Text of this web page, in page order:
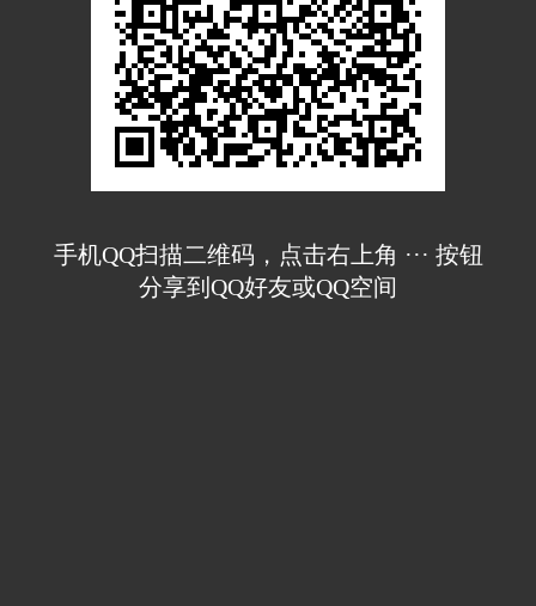
手机QQ扫描二维码，点击右上角 ··· 按钮
分享到QQ好友或QQ空间